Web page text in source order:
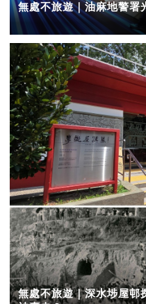
無處不旅遊｜油麻地警署
無處不旅遊｜深水埗屋邨